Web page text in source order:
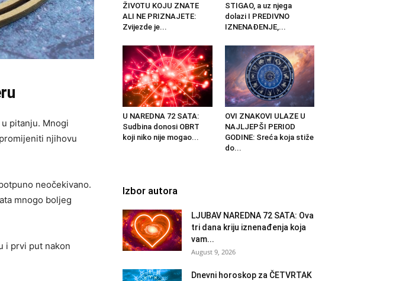
pitanju. Mnogi
njihovu
neočekivano.
mnogo boljeg
i prvi put nakon
ŽIVOTU KOJU ZNATE
ALI NE PRIZNAJETE:
Zvijezde je...
STIGAO, a uz njega
dolazi I PREDIVNO
IZNENAĐENJE,...
U NAREDNA 72 SATA:
Sudbina donosi OBRT
koji niko nije mogao...
OVI ZNAKOVI ULAZE U
NAJLJEPŠI PERIOD
GODINE: Sreća koja stiže
do...
Izbor autora
LJUBAV NAREDNA 72 SATA: Ova
tri dana kriju iznenađenja koja
vam...
August 9, 2026
Dnevni horoskop za ČETVRTAK